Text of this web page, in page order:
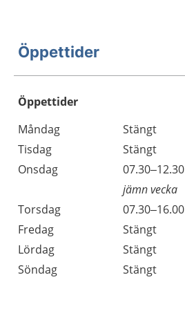
Öppettider
Öppettider
Dag
Öppettider
Kommentarer
Måndag
Stängt
Tisdag
Stängt
Onsdag
07.30–12.30
jämn vecka
Torsdag
07.30–16.00
Fredag
Stängt
Lördag
Stängt
Söndag
Stängt